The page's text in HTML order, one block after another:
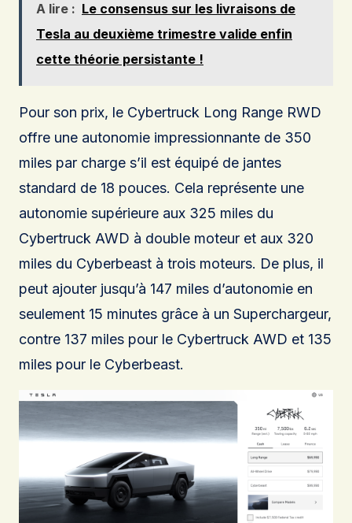
A lire : Le consensus sur les livraisons de
Tesla au deuxième trimestre valide enfin
cette théorie persistante !
Pour son prix, le Cybertruck Long Range RWD
offre une autonomie impressionnante de 350
miles par charge s’il est équipé de jantes
standard de 18 pouces. Cela représente une
autonomie supérieure aux 325 miles du
Cybertruck AWD à double moteur et aux 320
miles du Cyberbeast à trois moteurs. De plus, il
peut ajouter jusqu’à 147 miles d’autonomie en
seulement 15 minutes grâce à un Superchargeur,
contre 137 miles pour le Cybertruck AWD et 135
miles pour le Cyberbeast.